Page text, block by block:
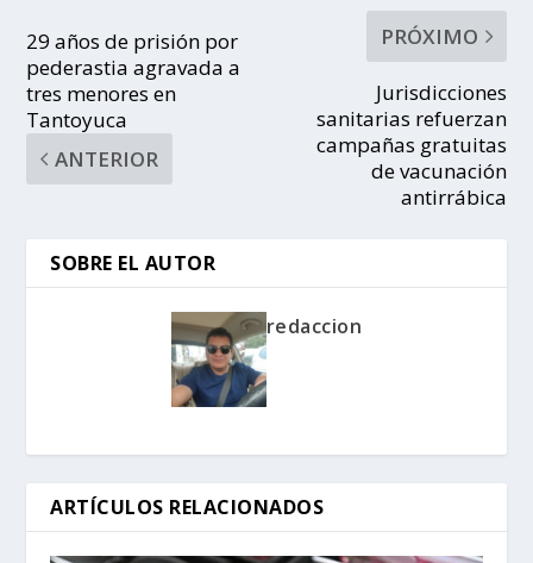
29 años de prisión por
pederastia agravada a
tres menores en
Tantoyuca
ANTERIOR
PRÓXIMO
Jurisdicciones
sanitarias refuerzan
campañas gratuitas
de vacunación
antirrábica
SOBRE EL AUTOR
redaccion
ARTÍCULOS RELACIONADOS